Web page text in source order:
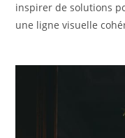
inspirer de solutions
une ligne visuelle